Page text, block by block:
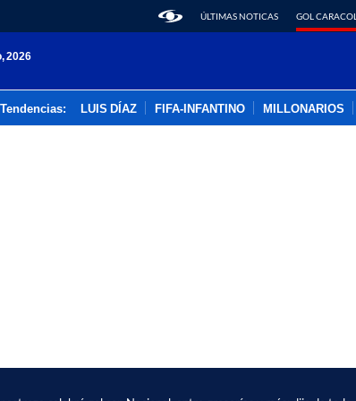
ÚLTIMAS NOTICAS GOL CARACOL
2026
Tendencias: LUIS DÍAZ FIFA-INFANTINO MILLONARIOS